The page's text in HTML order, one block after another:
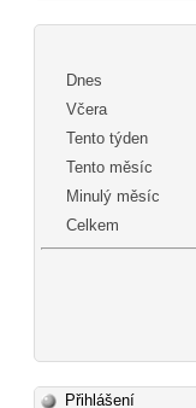
Dnes
Včera
Tento týden
Tento měsíc
Minulý měsíc
Celkem
Přihlášení